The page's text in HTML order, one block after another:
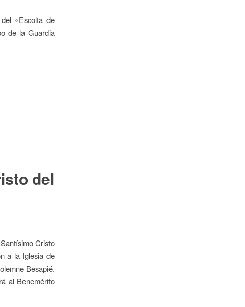
«Escolta de
de la Guardia
del
Cristo
a la Iglesia de
Besapié.
al Benemérito